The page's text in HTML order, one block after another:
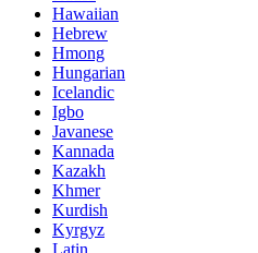
Hawaiian
Hebrew
Hmong
Hungarian
Icelandic
Igbo
Javanese
Kannada
Kazakh
Khmer
Kurdish
Kyrgyz
Latin